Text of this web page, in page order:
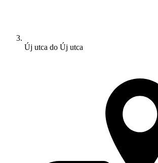
Új utca do Új utca